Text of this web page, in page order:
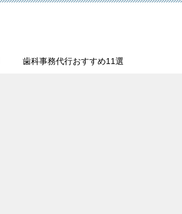
歯科事務代行おすすめ11選